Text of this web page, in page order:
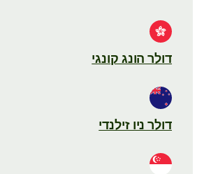
דולר הונג קונגי
דולר ניו זילנדי